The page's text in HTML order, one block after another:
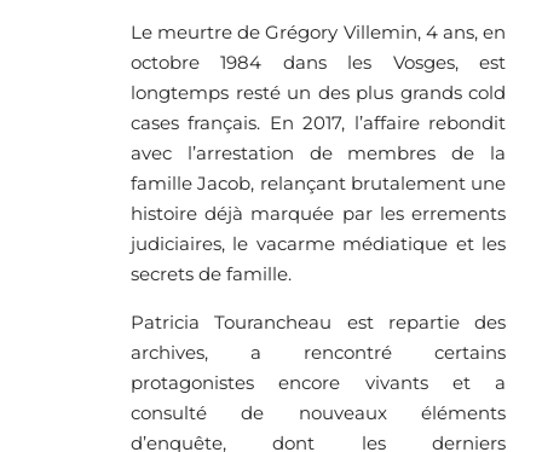
Le meurtre de Grégory Villemin, 4 ans, en
octobre 1984 dans les Vosges, est
longtemps resté un des plus grands cold
cases français. En 2017, l’affaire rebondit
avec l’arrestation de membres de la
famille Jacob, relançant brutalement une
histoire déjà marquée par les errements
judiciaires, le vacarme médiatique et les
secrets de famille.
Patricia Tourancheau est repartie des
archives, a rencontré certains
protagonistes encore vivants et a
consulté de nouveaux éléments
d’enquête, dont les derniers